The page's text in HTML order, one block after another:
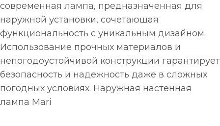
современная лампа, предназначенная для
наружной установки, сочетающая
функциональность с уникальным дизайном.
Использование прочных материалов и
непогодоустойчивой конструкции гарантирует
безопасность и надежность даже в сложных
погодных условиях. Наружная настенная
лампа Mari